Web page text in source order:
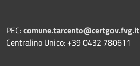
PEC:comune.tarcento@certgov.fvg.it
Centralino Unico: +39 0432 780611